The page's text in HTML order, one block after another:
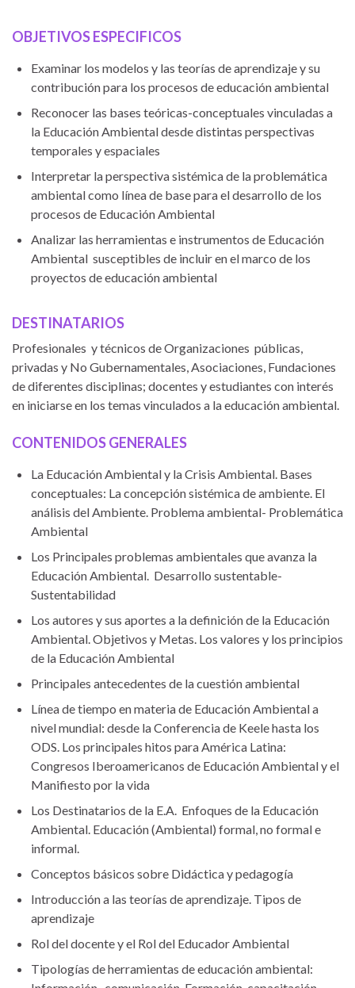
OBJETIVOS ESPECIFICOS
Examinar los modelos y las teorías de aprendizaje y su
contribución para los procesos de educación ambiental
Reconocer las bases teóricas-conceptuales vinculadas a
la Educación Ambiental desde distintas perspectivas
temporales y espaciales
Interpretar la perspectiva sistémica de la problemática
ambiental como línea de base para el desarrollo de los
procesos de Educación Ambiental
Analizar las herramientas e instrumentos de Educación
Ambiental susceptibles de incluir en el marco de los
proyectos de educación ambiental
DESTINATARIOS
Profesionales y técnicos de Organizaciones públicas,
privadas y No Gubernamentales, Asociaciones, Fundaciones
de diferentes disciplinas; docentes y estudiantes con interés
en iniciarse en los temas vinculados a la educación ambiental.
CONTENIDOS GENERALES
La Educación Ambiental y la Crisis Ambiental. Bases
conceptuales: La concepción sistémica de ambiente. El
análisis del Ambiente. Problema ambiental- Problemática
Ambiental
Los Principales problemas ambientales que avanza la
Educación Ambiental. Desarrollo sustentable-
Sustentabilidad
Los autores y sus aportes a la definición de la Educación
Ambiental. Objetivos y Metas. Los valores y los principios
de la Educación Ambiental
Principales antecedentes de la cuestión ambiental
Línea de tiempo en materia de Educación Ambiental a
nivel mundial: desde la Conferencia de Keele hasta los
ODS. Los principales hitos para América Latina:
Congresos Iberoamericanos de Educación Ambiental y el
Manifiesto por la vida
Los Destinatarios de la E.A. Enfoques de la Educación
Ambiental. Educación (Ambiental) formal, no formal e
informal.
Conceptos básicos sobre Didáctica y pedagogía
Introducción a las teorías de aprendizaje. Tipos de
aprendizaje
Rol del docente y el Rol del Educador Ambiental
Tipologías de herramientas de educación ambiental: